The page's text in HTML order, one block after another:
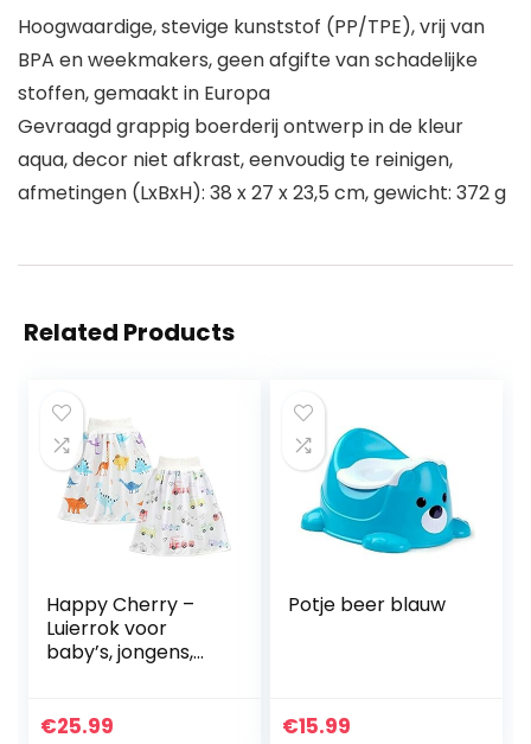
Hoogwaardige, stevige kunststof (PP/TPE), vrij van
BPA en weekmakers, geen afgifte van schadelijke
stoffen, gemaakt in Europa
Gevraagd grappig boerderij ontwerp in de kleur
aqua, decor niet afkrast, eenvoudig te reinigen,
afmetingen (LxBxH): 38 x 27 x 23,5 cm, gewicht: 372 g
Related Products
Happy Cherry –
Luierrok voor
baby’s, jongens,
leerrok,
€25.99
Potje beer blauw
€15.99